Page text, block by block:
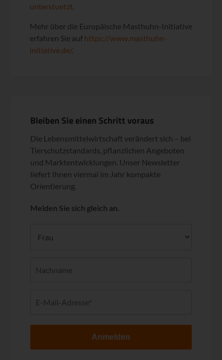
unterstuetzt
Mehr über die Europäische Masthuhn-Initiative
erfahren Sie auf https://www.masthuhn-
initiative.de/.
Bleiben Sie einen Schritt voraus
Die Lebensmittelwirtschaft verändert sich – bei
Tierschutzstandards, pflanzlichen Angeboten
und Marktentwicklungen. Unser Newsletter
liefert Ihnen viermal im Jahr kompakte
Orientierung.
Melden Sie sich gleich an.
Anmelden